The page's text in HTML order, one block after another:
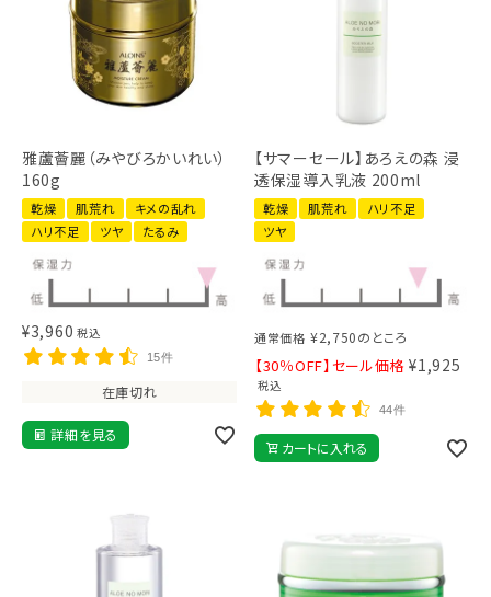
雅蘆薈麗（みやびろかいれい）
160g
乾燥 肌荒れ
キメの乱れ
ハリ不足
ツヤ たるみ
¥3,960 税込
15件
在庫切れ
詳細を見る
【サマーセール】あろえの森 浸
透保湿導入乳液 200ml
乾燥 肌荒れ
ハリ不足
ツヤ
通常価格 ¥2,750のところ
【30％OFF】セール価格 ¥1,925
税込
44件
カートに入れる